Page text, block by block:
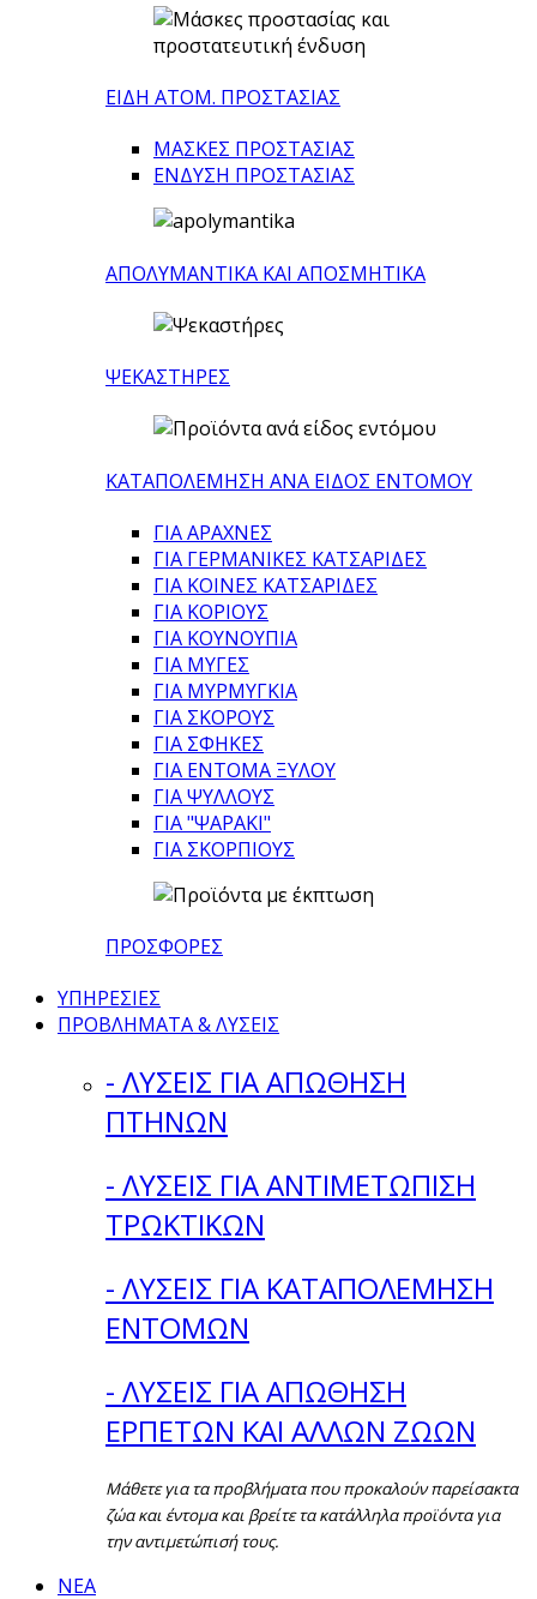
ΕΙΔΗ ΑΤΟΜ. ΠΡΟΣΤΑΣΙΑΣ
ΜΑΣΚΕΣ ΠΡΟΣΤΑΣΙΑΣ
ΕΝΔΥΣΗ ΠΡΟΣΤΑΣΙΑΣ
ΑΠΟΛΥΜΑΝΤΙΚΑ ΚΑΙ ΑΠΟΣΜΗΤΙΚΑ
ΨΕΚΑΣΤΗΡΕΣ
ΚΑΤΑΠΟΛΕΜΗΣΗ ΑΝΑ ΕΙΔΟΣ ΕΝΤΟΜΟΥ
ΓΙΑ ΑΡΑΧΝΕΣ
ΓΙΑ ΓΕΡΜΑΝΙΚΕΣ ΚΑΤΣΑΡΙΔΕΣ
ΓΙΑ ΚΟΙΝΕΣ ΚΑΤΣΑΡΙΔΕΣ
ΓΙΑ ΚΟΡΙΟΥΣ
ΓΙΑ ΚΟΥΝΟΥΠΙΑ
ΓΙΑ ΜΥΓΕΣ
ΓΙΑ ΜΥΡΜΥΓΚΙΑ
ΓΙΑ ΣΚΟΡΟΥΣ
ΓΙΑ ΣΦΗΚΕΣ
ΓΙΑ ΕΝΤΟΜΑ ΞΥΛΟΥ
ΓΙΑ ΨΥΛΛΟΥΣ
ΓΙΑ "ΨΑΡΑΚΙ"
ΓΙΑ ΣΚΟΡΠΙΟΥΣ
ΠΡΟΣΦΟΡΕΣ
ΥΠΗΡΕΣΙΕΣ
ΠΡΟΒΛΗΜΑΤΑ & ΛΥΣΕΙΣ
- ΛΥΣΕΙΣ ΓΙΑ ΑΠΩΘΗΣΗ
ΠΤΗΝΩΝ
- ΛΥΣΕΙΣ ΓΙΑ ΑΝΤΙΜΕΤΩΠΙΣΗ
ΤΡΩΚΤΙΚΩΝ
- ΛΥΣΕΙΣ ΓΙΑ ΚΑΤΑΠΟΛΕΜΗΣΗ
ΕΝΤΟΜΩΝ
- ΛΥΣΕΙΣ ΓΙΑ ΑΠΩΘΗΣΗ
ΕΡΠΕΤΩΝ ΚΑΙ ΑΛΛΩΝ ΖΩΩΝ
Μάθετε για τα προβλήματα που προκαλούν παρείσακτα
ζώα και έντομα και βρείτε τα κατάλληλα προϊόντα για
την αντιμετώπισή τους.
ΝΕΑ